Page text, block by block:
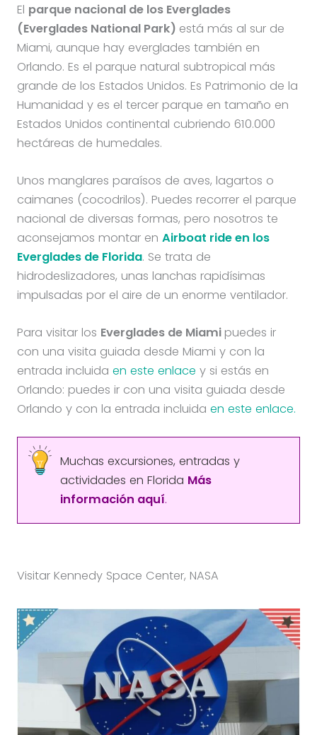
El parque nacional de los Everglades
(Everglades National Park) está más al sur de
Miami, aunque hay everglades también en
Orlando. Es el parque natural subtropical más
grande de los Estados Unidos. Es Patrimonio de la
Humanidad y es el tercer parque en tamaño en
Estados Unidos continental cubriendo 610.000
hectáreas de humedales.
Unos manglares paraísos de aves, lagartos o
caimanes (cocodrilos). Puedes recorrer el parque
nacional de diversas formas, pero nosotros te
aconsejamos montar en Airboat ride en los
Everglades de Florida. Se trata de
hidrodeslizadores, unas lanchas rapidísimas
impulsadas por el aire de un enorme ventilador.
Para visitar los Everglades de Miami puedes ir
con una visita guiada desde Miami y con la
entrada incluida en este enlace y si estás en
Orlando: puedes ir con una visita guiada desde
Orlando y con la entrada incluida en este enlace.
Muchas excursiones, entradas y
actividades en Florida Más
información aquí.
Visitar Kennedy Space Center, NASA